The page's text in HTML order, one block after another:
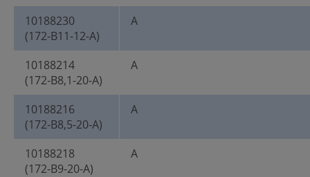
10188230
(172-B11-12-A)
A
10188214
(172-B8,1-20-A)
A
10188216
(172-B8,5-20-A)
A
10188218
(172-B9-20-A)
A